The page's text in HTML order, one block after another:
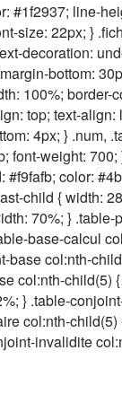
#1f2937; line-
size: 22px; }
decoration:
bottom:
100%; border-
top; text-align:
4px; } .num,
font-weight:
color:
child { width:
70%; }
base-calcul
col:nth-
col:nth-child(5)
} .table-
col:nth-
invalidite